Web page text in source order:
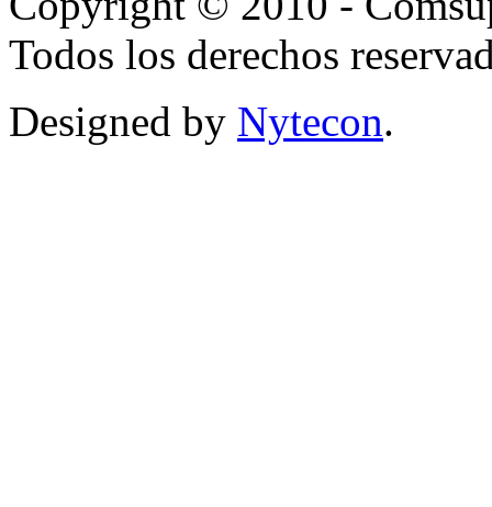
Todos los derechos
Designed by Nytecon.